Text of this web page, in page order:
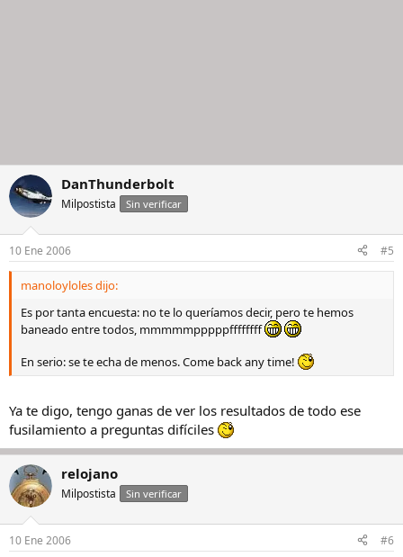
DanThunderbolt
Milpostista Sin verificar
10 Ene 2006 #5
manoloyloles dijo:
Es por tanta encuesta: no te lo queríamos decir, pero te hemos
baneado entre todos, mmmmmpppppffffffff
En serio: se te echa de menos. Come back any time!
Ya te digo, tengo ganas de ver los resultados de todo ese
fusilamiento a preguntas difíciles
relojano
Milpostista Sin verificar
10 Ene 2006 #6